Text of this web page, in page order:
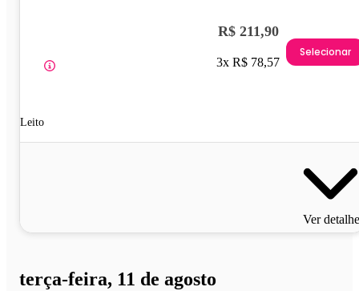
Leito
R$ 211,90
3x R$ 78,57
Selecionar
Ver
terça-feira, 11 de agosto